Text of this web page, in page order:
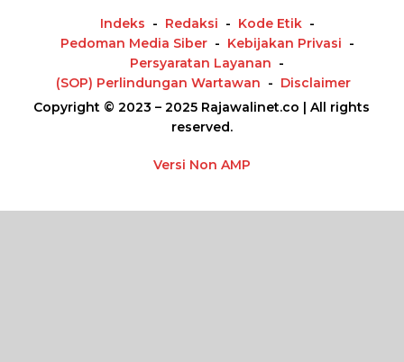
Indeks Redaksi
Kode Etik
Pedoman Media Siber
Kebijakan Privasi
Persyaratan Layanan
(SOP) Perlindungan Wartawan
Disclaimer
Copyright © 2023 – 2025 Rajawalinet.co | All rights
reserved.
Versi Non AMP